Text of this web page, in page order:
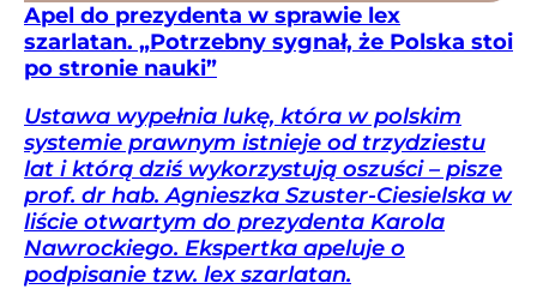
Apel do prezydenta w sprawie lex
szarlatan. „Potrzebny sygnał, że Polska stoi
po stronie nauki”
Ustawa wypełnia lukę, która w polskim
systemie prawnym istnieje od trzydziestu
lat i którą dziś wykorzystują oszuści – pisze
prof. dr hab. Agnieszka Szuster-Ciesielska w
liście otwartym do prezydenta Karola
Nawrockiego. Ekspertka apeluje o
podpisanie tzw. lex szarlatan.